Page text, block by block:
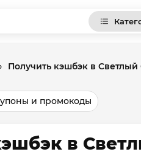
› Получить кэшбэк в Светлый
и промокоды
в